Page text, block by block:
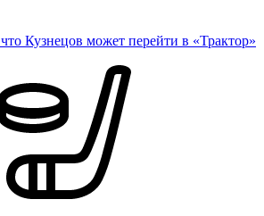
Кузнецов может перейти в «Трактор»